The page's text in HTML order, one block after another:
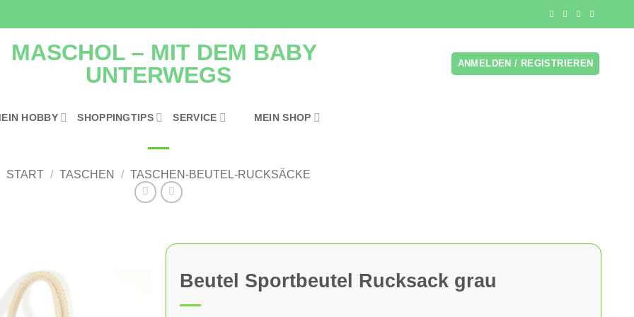
ANMELDEN / REGISTRIEREN
HOBBY SHOPPINGTIPS SERVICE MEIN SHOP
START / TASCHEN / TASCHEN-BEUTEL-RUCKSÄCKE
Beutel Sportbeutel Rucksack grau